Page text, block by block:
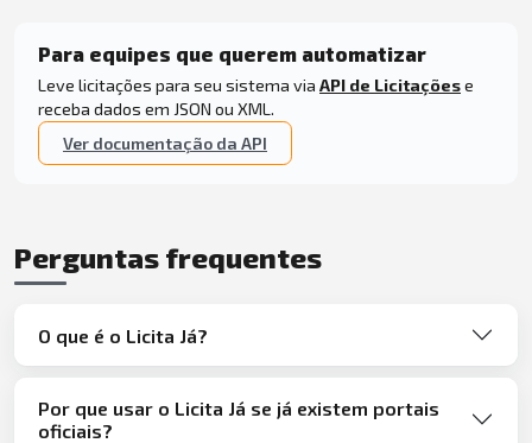
Para equipes que querem automatizar
Leve licitações para seu sistema via API de Licitaçõese
receba dados em JSON ou XML.
Ver documentação da API
Perguntas frequentes
O que é o Licita Já?
Por que usar o Licita Já se já existem portais
oficiais?